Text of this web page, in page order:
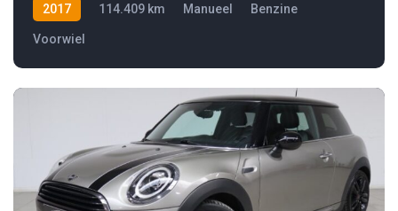
2017 114.409 km Manueel Benzine
Voorwiel